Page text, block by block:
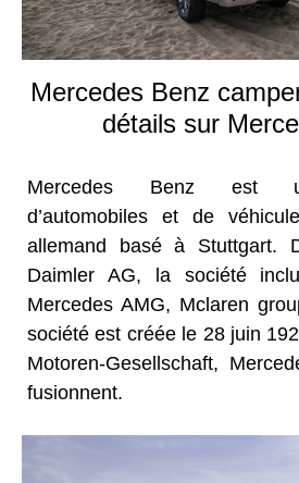
Mercedes Benz
détails sur
Mercedes Benz est
d’automobiles et de
allemand basé à Stuttgart.
Daimler AG, la société
Mercedes AMG, Mclaren
société est créée le 28 juin
Motoren-Gesellschaft,
fusionnent.